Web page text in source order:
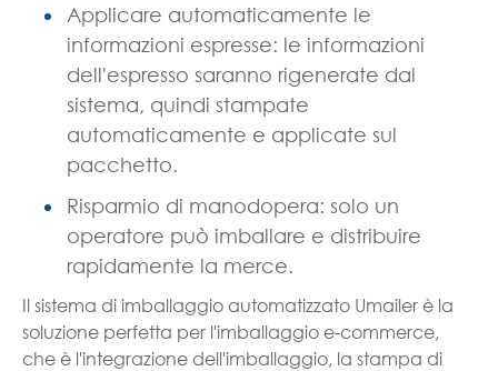
Applicare automaticamente le
informazioni espresse: le informazioni
dell'espresso saranno rigenerate dal
sistema, quindi stampate
automaticamente e applicate sul
pacchetto.
Risparmio di manodopera: solo un
operatore può imballare e distribuire
rapidamente la merce.
Il sistema di imballaggio automatizzato Umailer è la
soluzione perfetta per l'imballaggio e-commerce,
che è l'integrazione dell'imballaggio, la stampa di